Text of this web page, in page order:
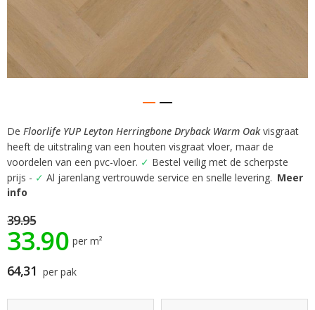
Ga
naar
het
begin
van
afbeeldingen-
gallerij
De Floorlife YUP Leyton Herringbone Dryback Warm Oakvisgraat
heeft de uitstraling van een houten visgraat vloer, maar de
voordelen van een pvc-vloer. ✓ Bestel veilig met de scherpste
prijs - ✓ Al jarenlang vertrouwde service en snelle levering. Meer
info
39.95
33.90 per m²
64,31 per pak